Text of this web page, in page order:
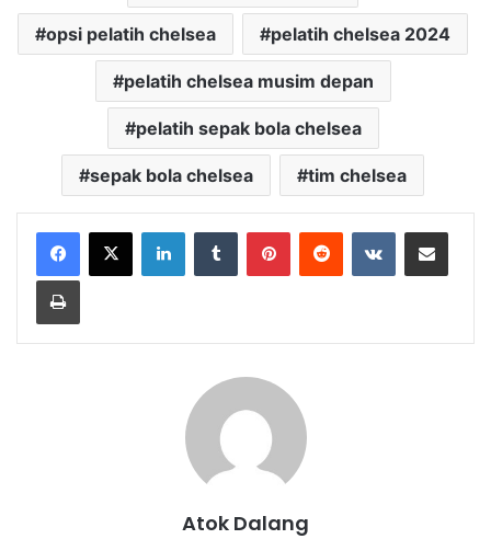
opsi pelatih chelsea pelatih chelsea 2024
pelatih chelsea musim depan
pelatih sepak bola chelsea
sepak bola chelsea tim chelsea
LinkedInTumblr PinterestReddit VKontakteShare via Email
Print
Atok Dalang